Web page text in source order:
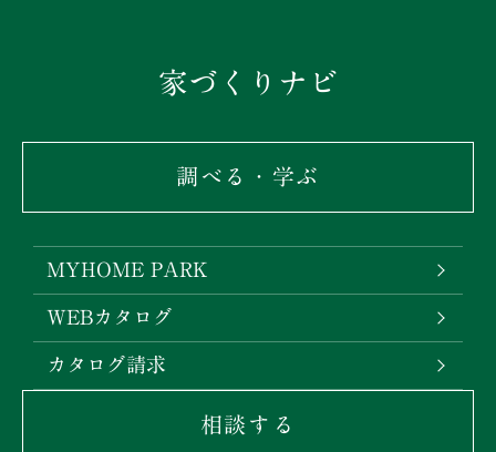
家づくりナビ
調べる・学ぶ
MYHOME PARK
WEBカタログ
カタログ請求
相談する